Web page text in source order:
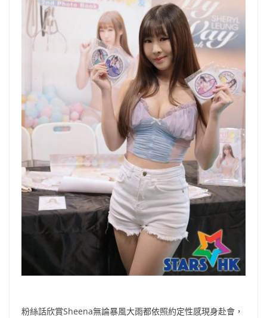
粉絲話欣賞Sheena無論暴風大雨都依照約定性感現身赴會，